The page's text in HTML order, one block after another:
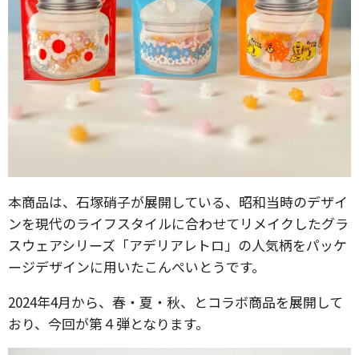
本商品は、石塚硝子が展開している、昭和当時のデザイ
ンを現代のライフスタイルに合わせてリメイクしたグラ
スウェアシリーズ「アデリアレトロ」の人気柄をパッケ
ージデザインに用いたこんぺいとうです。
2024年4月から、春・夏・秋、とコラボ商品を展開して
おり、今回が第４弾となります。